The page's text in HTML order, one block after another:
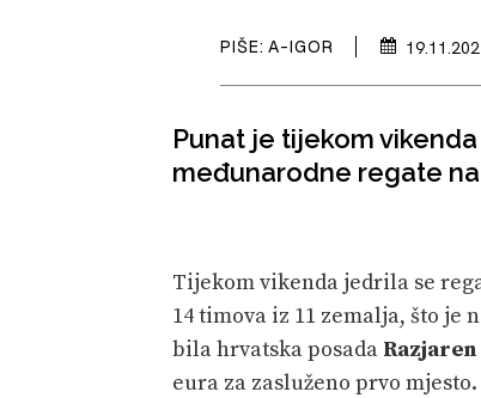
PIŠE: A-IGOR
Punat je tijekom
međunarodne regate
Tijekom vikenda jedrila se
14 timova iz 11 zemalja, što
bila hrvatska posada Razjaren
eura za zasluženo prvo